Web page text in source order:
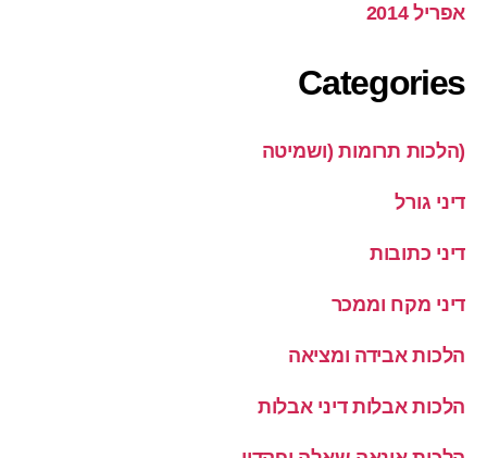
אפריל 2014
Categories
(הלכות תרומות (ושמיטה
דיני גורל
דיני כתובות
דיני מקח וממכר
הלכות אבידה ומציאה
הלכות אבלות דיני אבלות